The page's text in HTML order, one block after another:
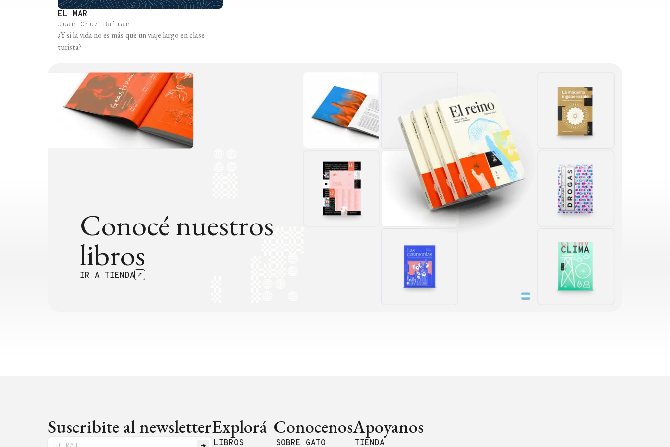
EL MAR
Juan Cruz Balian
¿Y si la vida no es más que un viaje largo en clase
turista?
Conocé nuestros
libros
IR A TIENDA
Suscribite al newsletterExplorá
LIBROS
Conocenos
SOBRE GATO
Apoyanos
TIENDA